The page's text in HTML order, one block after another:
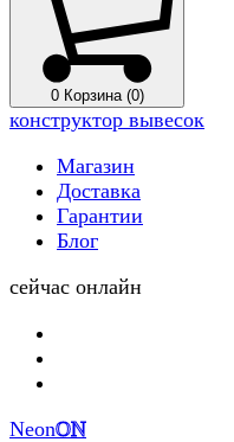
0 Корзина (0)
конструктор вывесок
Магазин
Доставка
Гарантии
Блог
сейчас онлайн
NeonON